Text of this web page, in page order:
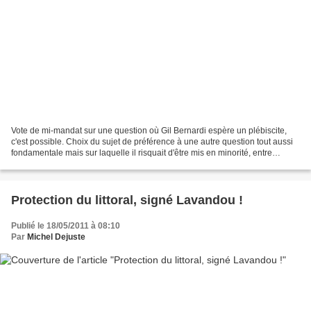
Vote de mi-mandat sur une question où Gil Bernardi espère un plébiscite,
c'est possible. Choix du sujet de préférence à une autre question tout aussi
fondamentale mais sur laquelle il risquait d'être mis en minorité, entre
Protection du littoral, signé Lavandou !
Publié le 18/05/2011 à 08:10
Par Michel Dejuste